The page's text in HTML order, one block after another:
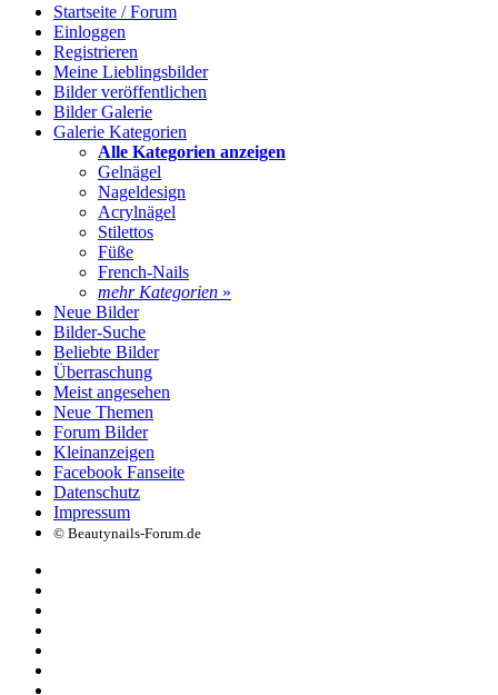
Startseite / Forum
Einloggen
Registrieren
Meine Lieblingsbilder
Bilder veröffentlichen
Bilder Galerie
Galerie Kategorien
Alle Kategorien anzeigen
Gelnägel
Nageldesign
Acrylnägel
Stilettos
Füße
French-Nails
mehr Kategorien »
Neue Bilder
Bilder-Suche
Beliebte Bilder
Überraschung
Meist angesehen
Neue Themen
Forum Bilder
Kleinanzeigen
Facebook Fanseite
Datenschutz
Impressum
© Beautynails-Forum.de